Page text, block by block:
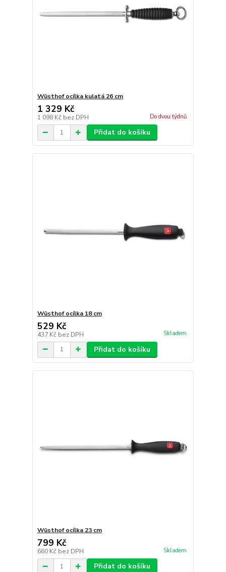
Wüsthof ocílka kulatá 26 cm
1 329 Kč
1 098 Kč bez DPH Do dvou týdnů
Přidat do košíku
Wüsthof ocílka 18 cm
529 Kč
437 Kč bez DPH Skladem
Přidat do košíku
Wüsthof ocílka 23 cm
799 Kč
660 Kč bez DPH Skladem
Přidat do košíku